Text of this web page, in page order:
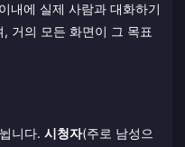
내에 실제 사람과 대화하기
거의 모든 화면이 그 목표
니다. 시청자(주로 남성으